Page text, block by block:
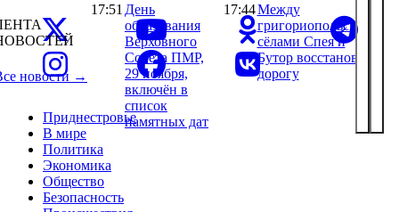
Приднестровье
В мире
Политика
Экономика
Общество
Безопасность
новости →
17:51 День
образования
Верховного
Совета ПМР,
29 ноября,
включён в
список
памятных дат
17:44Между
григориопольскими
сёлами Спея и
Бутор восстановили
дорогу